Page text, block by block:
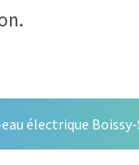
électrique